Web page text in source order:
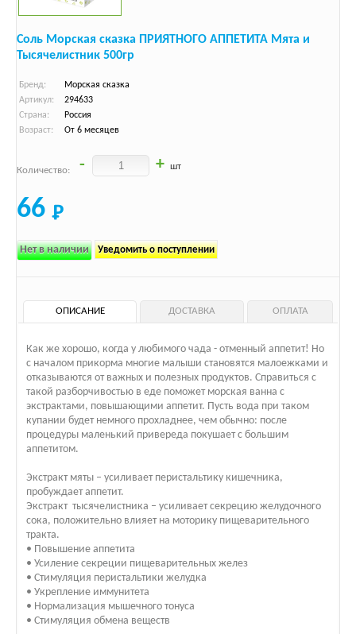
Соль Морская сказка ПРИЯТНОГО АППЕТИТА Мята и
Тысячелистник 500гр
Бренд:
Морская сказка
Артикул:
294633
Страна:
Россия
Возраст:
От 6 месяцев
Количество: - + шт
66
Нет в наличии Уведомить о поступлении
ОПИСАНИЕ ДОСТАВКА ОПЛАТА
Как же хорошо, когда у любимого чада - отменный аппетит! Но
с началом прикорма многие малыши становятся малоежками и
отказываются от важных и полезных продуктов. Справиться с
такой разборчивостью в еде поможет морская ванна с
экстрактами, повышающими аппетит. Пусть вода при таком
купании будет немного прохладнее, чем обычно: после
процедуры маленький привереда покушает с большим
аппетитом.
Экстракт мяты – усиливает перистальтику кишечника,
пробуждает аппетит.
Экстракт тысячелистника – усиливает секрецию желудочного
сока, положительно влияет на моторику пищеварительного
тракта.
• Повышение аппетита
• Усиление секреции пищеварительных желез
• Стимуляция перистальтики желудка
• Укрепление иммунитета
• Нормализация мышечного тонуса
• Стимуляция обмена веществ